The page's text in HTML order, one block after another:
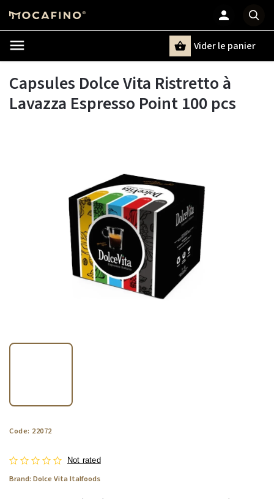
Chercher
Vider le panier
Capsules Dolce Vita Ristretto à
Lavazza Espresso Point 100 pcs
Code: 22072
Not rated
Brand: Dolce Vita Italfoods